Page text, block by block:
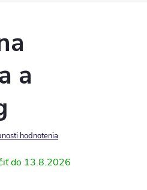
a
hodnotenia
13.8.2026